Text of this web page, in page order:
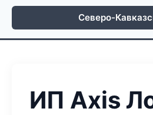
Северо-
ИП Axis